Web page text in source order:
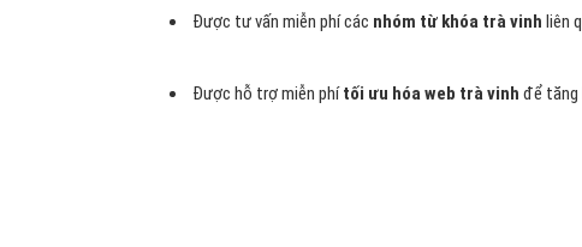
Được tư vấn miễn phí các nhóm từ khóa trà vinh liên
Được hỗ trợ miễn phítối ưu hóa web trà vinh để tăng